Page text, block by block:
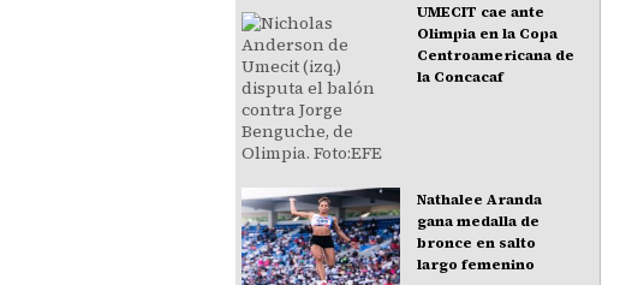
UMECIT cae ante
Olimpia en la Copa
Centroamericana de
la Concacaf
Nathalee Aranda
gana medalla de
bronce en salto
largo femenino